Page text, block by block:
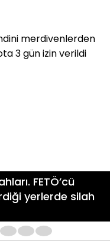
merdivenlerden
3 gün izin verildi
FETÖ’cü
yerlerde silah